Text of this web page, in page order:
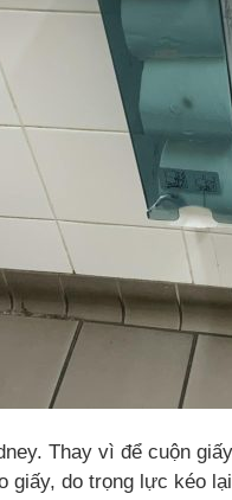
Thay vì để cuộn
giấy, do trọng lực kéo